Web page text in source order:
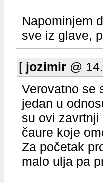
Napominjem
sve iz glave,
[ jozimir @
Verovatno se
jedan u
su ovi
čaure koje
Za početak
malo ulja pa